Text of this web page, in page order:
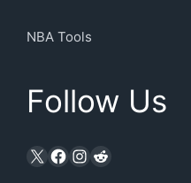
NBA Tools
Follow Us
X Facebook
Instagram
Reddit